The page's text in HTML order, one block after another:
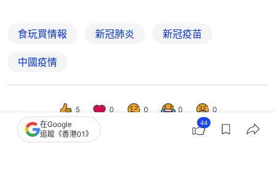
食玩買情報 新冠肺炎 新冠疫苗
中國疫情
5 0 0 0 0
在Google
追蹤《香港01》
44